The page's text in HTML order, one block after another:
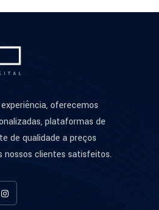
oferecemos
plataformas de
de qualidade a preços
clientes satisfeitos.